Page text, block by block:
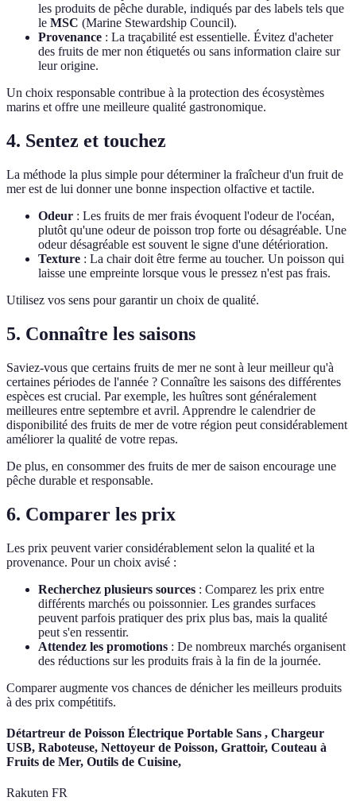
les produits de pêche durable, indiqués par des labels tels que
le MSC (Marine Stewardship Council).
Provenance : La traçabilité est essentielle. Évitez d'acheter
des fruits de mer non étiquetés ou sans information claire sur
leur origine.
Un choix responsable contribue à la protection des écosystèmes
marins et offre une meilleure qualité gastronomique.
4. Sentez et touchez
La méthode la plus simple pour déterminer la fraîcheur d'un fruit de
mer est de lui donner une bonne inspection olfactive et tactile.
Odeur : Les fruits de mer frais évoquent l'odeur de l'océan,
plutôt qu'une odeur de poisson trop forte ou désagréable. Une
odeur désagréable est souvent le signe d'une détérioration.
Texture : La chair doit être ferme au toucher. Un poisson qui
laisse une empreinte lorsque vous le pressez n'est pas frais.
Utilisez vos sens pour garantir un choix de qualité.
5. Connaître les saisons
Saviez-vous que certains fruits de mer ne sont à leur meilleur qu'à
certaines périodes de l'année ? Connaître les saisons des différentes
espèces est crucial. Par exemple, les huîtres sont généralement
meilleures entre septembre et avril. Apprendre le calendrier de
disponibilité des fruits de mer de votre région peut considérablement
améliorer la qualité de votre repas.
De plus, en consommer des fruits de mer de saison encourage une
pêche durable et responsable.
6. Comparer les prix
Les prix peuvent varier considérablement selon la qualité et la
provenance. Pour un choix avisé :
Recherchez plusieurs sources : Comparez les prix entre
différents marchés ou poissonnier. Les grandes surfaces
peuvent parfois pratiquer des prix plus bas, mais la qualité
peut s'en ressentir.
Attendez les promotions : De nombreux marchés organisent
des réductions sur les produits frais à la fin de la journée.
Comparer augmente vos chances de dénicher les meilleurs produits
à des prix compétitifs.
Détartreur de Poisson Électrique Portable Sans , Chargeur
USB, Raboteuse, Nettoyeur de Poisson, Grattoir, Couteau à
Fruits de Mer, Outils de Cuisine,
Rakuten FR